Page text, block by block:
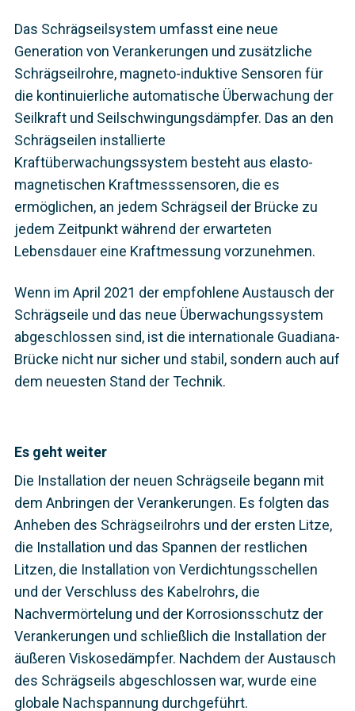
Das Schrägseilsystem umfasst eine neue
Generation von Verankerungen und zusätzliche
Schrägseilrohre, magneto-induktive Sensoren für
die kontinuierliche automatische Überwachung der
Seilkraft und Seilschwingungsdämpfer. Das an den
Schrägseilen installierte
Kraftüberwachungssystem besteht aus elasto-
magnetischen Kraftmesssensoren, die es
ermöglichen, an jedem Schrägseil der Brücke zu
jedem Zeitpunkt während der erwarteten
Lebensdauer eine Kraftmessung vorzunehmen.
Wenn im April 2021 der empfohlene Austausch der
Schrägseile und das neue Überwachungssystem
abgeschlossen sind, ist die internationale Guadiana-
Brücke nicht nur sicher und stabil, sondern auch auf
dem neuesten Stand der Technik.
Es geht weiter
Die Installation der neuen Schrägseile begann mit
dem Anbringen der Verankerungen. Es folgten das
Anheben des Schrägseilrohrs und der ersten Litze,
die Installation und das Spannen der restlichen
Litzen, die Installation von Verdichtungsschellen
und der Verschluss des Kabelrohrs, die
Nachvermörtelung und der Korrosionsschutz der
Verankerungen und schließlich die Installation der
äußeren Viskosedämpfer. Nachdem der Austausch
des Schrägseils abgeschlossen war, wurde eine
globale Nachspannung durchgeführt.